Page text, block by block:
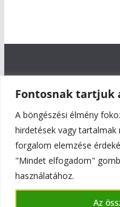
Fontosnak tartjuk
A böngészési élmény
hirdetések vagy
forgalom elemzése
"Mindet elfogadom"
használatához.
Az
Copyright © 2026